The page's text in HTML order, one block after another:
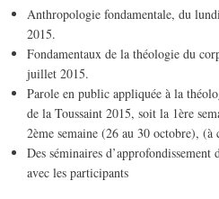
Anthropologie fondamentale, du
2015.
Fondamentaux de la théologie du
juillet 2015.
Parole en public appliquée à la
de la Toussaint 2015, soit la 1ère
2ème semaine (26 au 30 octobre), (à
Des séminaires d’approfondissement
avec les participants